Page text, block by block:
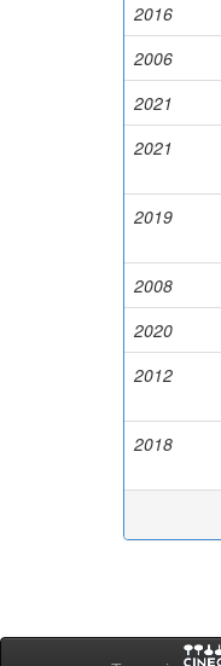
2016
2006
2021
2021
2019
2008
2020
2012
2018